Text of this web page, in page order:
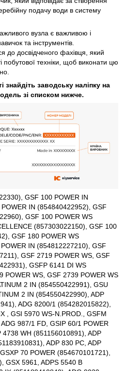
подачу води в систему
вузла є важливою і
та інструментів.
до досвідченого фахівця, який
побутової техніки, щоб виконати цю
знайдіть заводську наліпку на
зі списком нижче.
GSF 100 POWER IN
IN (854840422952), GSF
GSF 100 POWER WS
(857303022150), GSF 100
GSF 180 POWER WS
IN (854812227210), GSF
GSF 2719 POWER WS, GSF
GSFP 6141 DI WS
POWER WS, GSF 2739 POWER WS
2 IN (854550422991), GSU
2 IN (854550422990), ADP
ADG 8200/1 (854282015822),
, GSI 5970 WS-N.PROD., GSFM
987/1 FD, GSIP 60/1 POWER
WH (851156010891), ADP
ADP 830 PC, ADP
70 POWER (854670101721),
GSX 5961, ADPS 5540 B